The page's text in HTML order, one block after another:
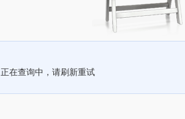
正在查询中，请刷新重试